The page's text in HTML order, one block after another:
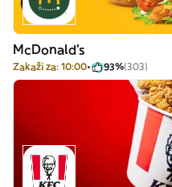
McDonald's
Zakaži za: 10:00 93%(303)